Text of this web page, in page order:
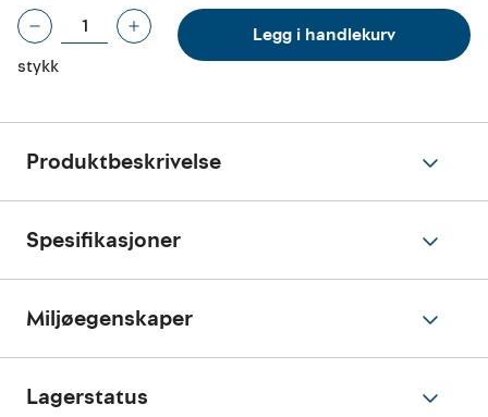
stykk
Legg i handlekurv
Produktbeskrivelse
Spesifikasjoner
Miljøegenskaper
Lagerstatus